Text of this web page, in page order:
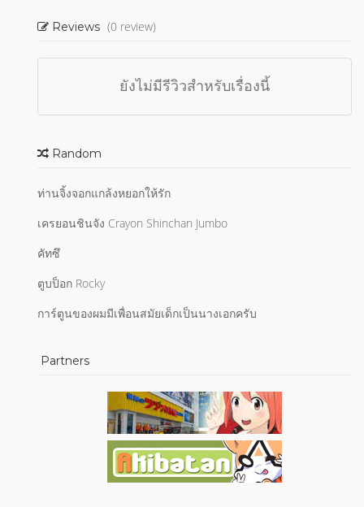
Reviews (0 review)
ยังไม่มีรีวิวสำหรับเรื่องนี้
Random
ท่านจิ้งจอกแกล้งหยอกให้รัก
เครยอนชินจัง Crayon Shinchan Jumbo
คัทซึ
ตูบป็อก Rocky
การ์ตูนของผมมีเพื่อนสมัยเด็กเป็นนางเอกครับ
Partners